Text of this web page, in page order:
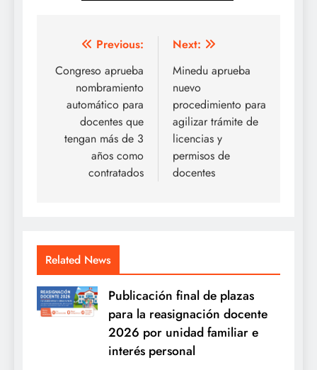
Navegación
de
entradas
Previous:
Congreso aprueba
nombramiento
automático para
docentes que
tengan más de 3
años como
contratados
Next:
Minedu aprueba
nuevo
procedimiento para
agilizar trámite de
licencias y
permisos de
docentes
Related News
Publicación final de plazas
para la reasignación docente
2026 por unidad familiar e
interés personal